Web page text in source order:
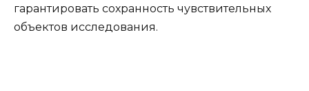
гарантировать сохранность чувствительных
объектов исследования.